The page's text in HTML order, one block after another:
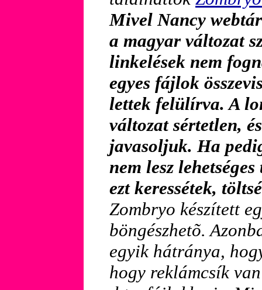
Mivel Nancy
a magyar változat
linkelések nem
egyes fájlok
lettek felülírva. A
változat sértetlen,
javasoljuk. Ha
nem lesz
ezt keressétek,
Zombryo készített
böngészhetõ.
egyik hátránya,
hogy reklámcsík